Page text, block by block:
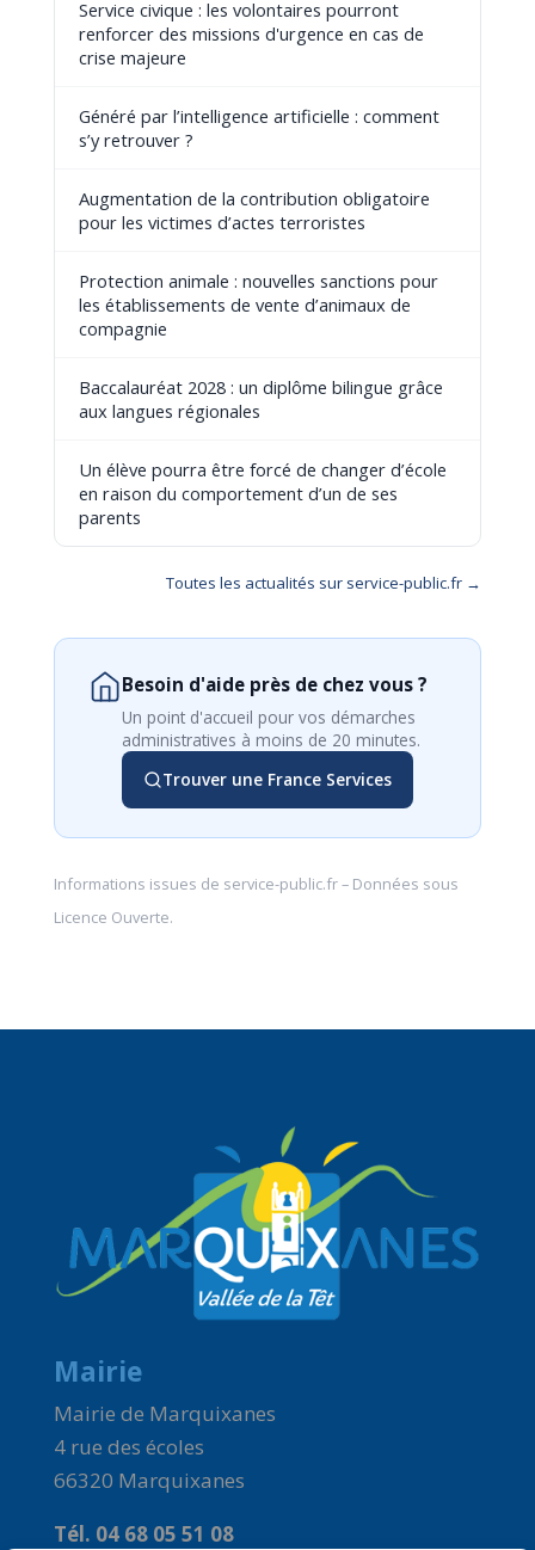
Service civique : les volontaires pourront
renforcer des missions d'urgence en cas de
crise majeure
Généré par l’intelligence artificielle : comment
s’y retrouver ?
Augmentation de la contribution obligatoire
pour les victimes d’actes terroristes
Protection animale : nouvelles sanctions pour
les établissements de vente d’animaux de
compagnie
Baccalauréat 2028 : un diplôme bilingue grâce
aux langues régionales
Un élève pourra être forcé de changer d’école
en raison du comportement d’un de ses
parents
Toutes les actualités sur service-public.fr →
Besoin d'aide près de chez vous ?
Un point d'accueil pour vos démarches
administratives à moins de 20 minutes.
Trouver une France Services
Informations issues de service-public.fr– Données sous
Licence Ouverte.
Mairie
Mairie de Marquixanes
4 rue des écoles
66320 Marquixanes
Tél. 04 68 05 51 08